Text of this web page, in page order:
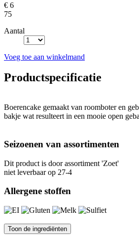
€ 6
75
Aantal
Voeg toe aan winkelmand
Productspecificatie
Boerencake gemaakt van roomboter en
bakje wat resulteert in een mooie open
Seizoenen van assortimenten
Dit product is door assortiment 'Zoet'
niet leverbaar op 27-4
Allergene stoffen